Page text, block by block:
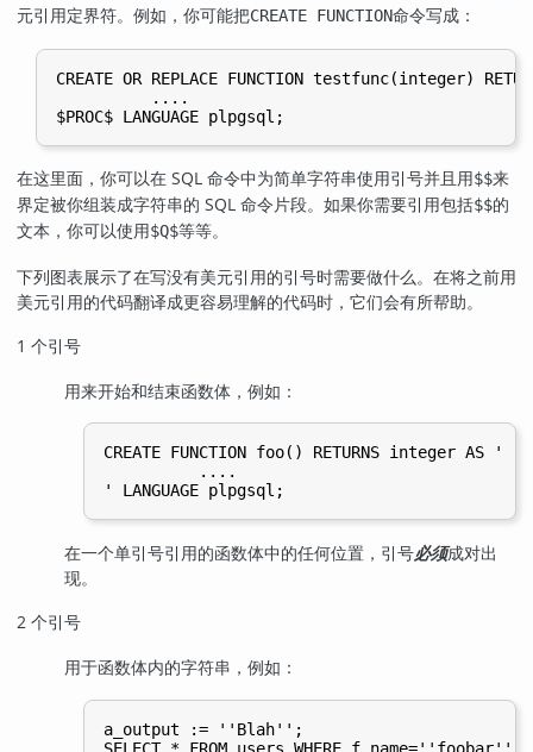
元引用定界符。例如，你可能把CREATE FUNCTION命令写成：
CREATE OR REPLACE FUNCTION testfunc(integer)
          ....
在这里面，你可以在 SQL 命令中为简单字符串使用引号并且用$$来
界定被你组装成字符串的 SQL 命令片段。如果你需要引用包括$$的
文本，你可以使用$Q$等等。
下列图表展示了在写没有美元引用的引号时需要做什么。在将之前用
美元引用的代码翻译成更容易理解的代码时，它们会有所帮助。
1 个引号
用来开始和结束函数体，例如：
CREATE FUNCTION foo() RETURNS integer AS '
          ....
在一个单引号引用的函数体中的任何位置，引号必须成对出
现。
2 个引号
用于函数体内的字符串，例如：
a_output := ''Blah'';